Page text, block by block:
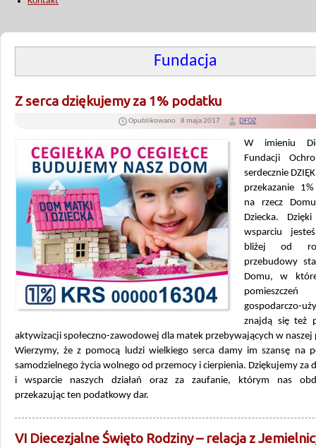
Fundacja
Z serca dziękujemy za 1% podatku
Opublikowano 8 maja 2017 DFOZ
W imieniu
Fundacji
serdecznie
przekazanie
na rzecz
Dziecka.
wsparciu
bliżej od
przebudowy
Domu, w
pomieszczeń
gospodarczo-
znajdą się też
aktywizacji społeczno-zawodowej dla matek przebywających w naszej
Wierzymy, że z pomocą ludzi wielkiego serca damy im szansę na
samodzielnego życia wolnego od przemocy i cierpienia. Dziękujemy za
i wsparcie naszych działań oraz za zaufanie, którym nas
przekazując ten podatkowy dar.
VI Diecezjalne Święto Rodziny – relacja z